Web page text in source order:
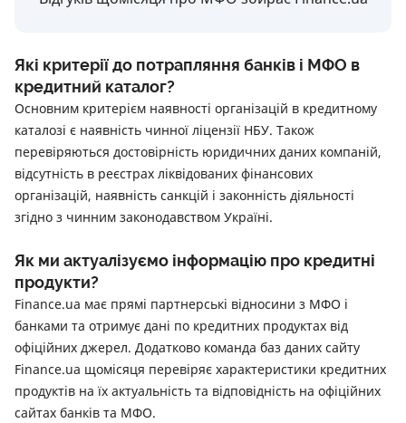
Які критерії до потрапляння банків і МФО в
кредитний каталог?
Основним критерієм наявності організацій в кредитному
каталозі є наявність чинної ліцензії НБУ. Також
перевіряються достовірність юридичних даних компаній,
відсутність в реєстрах ліквідованих фінансових
організацій, наявність санкцій і законність діяльності
згідно з чинним законодавством Україні.
Як ми актуалізуємо інформацію про кредитні
продукти?
Finance.ua має прямі партнерські відносини з МФО і
банками та отримує дані по кредитних продуктах від
офіційних джерел. Додатково команда баз даних сайту
Finance.ua щомісяця перевіряє характеристики кредитних
продуктів на їх актуальність та відповідність на офіційних
сайтах банків та МФО.